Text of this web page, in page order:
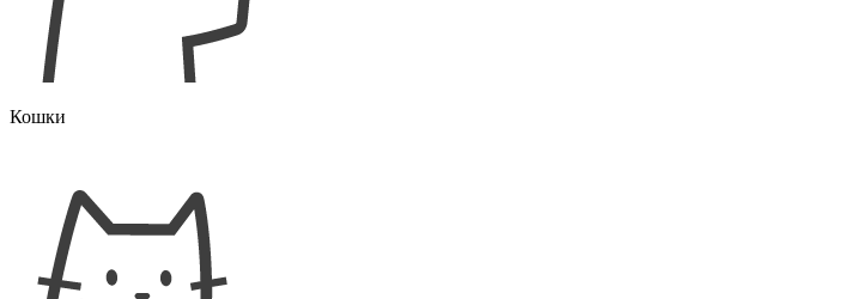
Кошки